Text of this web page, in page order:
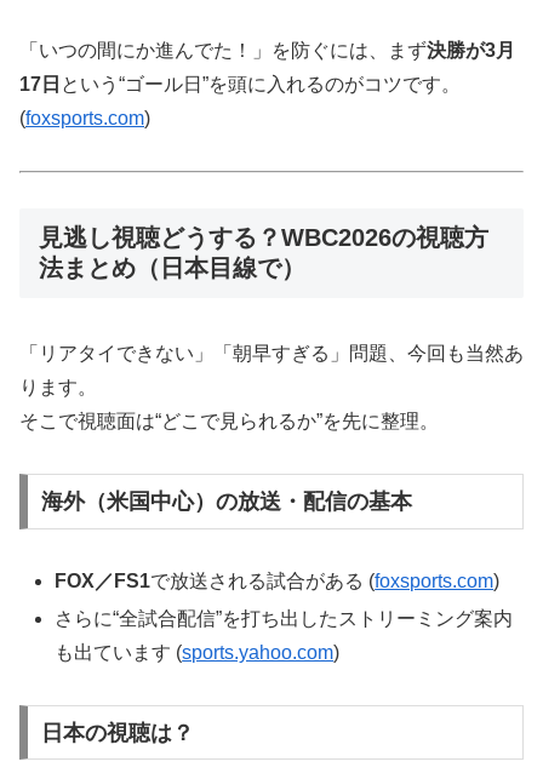
「いつの間にか進んでた！」を防ぐには、まず決勝が3月
17日 という“ゴール日”を頭に入れるのがコツです。
(foxsports.com)
見逃し視聴どうする？WBC2026の視聴方
法まとめ（日本目線で）
「リアタイできない」「朝早すぎる」問題、今回も当然あ
ります。
そこで視聴面は“どこで見られるか”を先に整理。
海外（米国中心）の放送・配信の基本
FOX／FS1で放送される試合がある (foxsports.com)
さらに“全試合配信”を打ち出したストリーミング案内
も出ています (sports.yahoo.com)
日本の視聴は？